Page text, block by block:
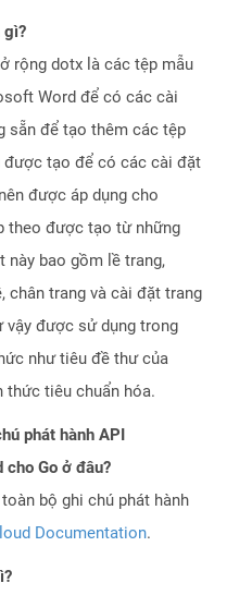
gì?
rộng dotx là các tệp mẫu
Word để có các cài
sẵn để tạo thêm các tệp
được tạo để có các cài đặt
được áp dụng cho
theo được tạo từ những
này bao gồm lề trang,
chân trang và cài đặt trang
vậy được sử dụng trong
như tiêu đề thư của
thức tiêu chuẩn hóa.
phát hành API
cho Go ở đâu?
bộ ghi chú phát hành
Documentation.